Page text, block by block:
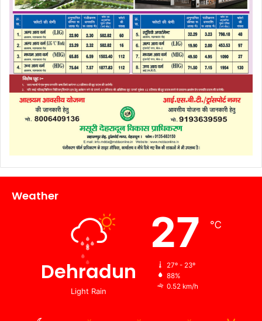
Weather
Dehradun
Light Rain
27 ℃
27º - 23º
88%
0.52 km/h